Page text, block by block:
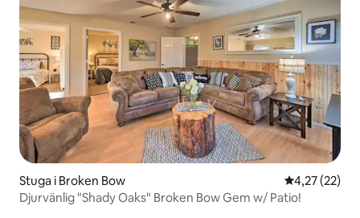
Stuga i Broken Bow 4,27 av 5 i
4,27 (22)
Djurvänlig "Shady Oaks" Broken Bow Gem w/ Patio!